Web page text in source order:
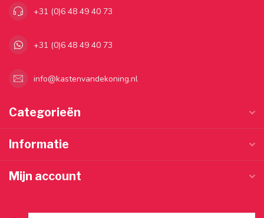
+31 (0)6 48 49 40 73
+31 (0)6 48 49 40 73
info@kastenvandekoning.nl
Categorieën
Informatie
Mijn account